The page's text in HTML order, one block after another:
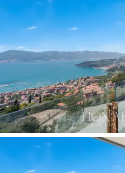
Sovrummet består avtvå
sovrummet har ett eget
till panoramaterrassen med
gör detta rum till en av de
bostaden. Det första
söder, har också utsikten och
kännetecknar lägenhetens
tillgängligt från entrén,
planlösningen och garanterar
Terrassen i söderlägeär
framträdande kännetecken: en